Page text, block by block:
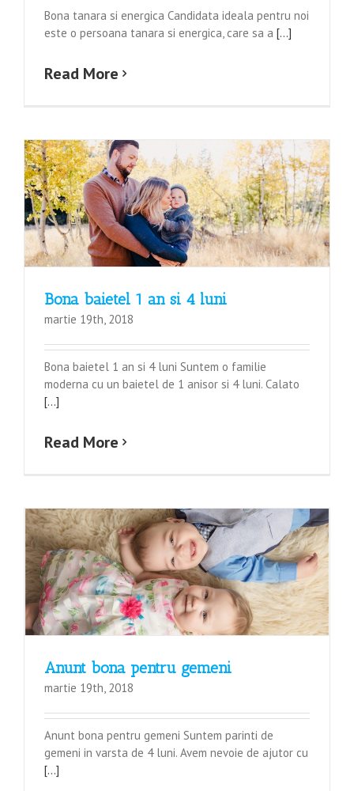
Bona tanara si energica Candidata ideala pentru noi
este o persoana tanara si energica, care sa a [...]
Read More
Bona baietel 1 an si 4 luni
martie 19th, 2018
Bona baietel 1 an si 4 luni Suntem o familie
moderna cu un baietel de 1 anisor si 4 luni. Calato
[...]
Read More
Anunt bona pentru gemeni
martie 19th, 2018
Anunt bona pentru gemeni Suntem parinti de
gemeni in varsta de 4 luni. Avem nevoie de ajutor cu
[...]